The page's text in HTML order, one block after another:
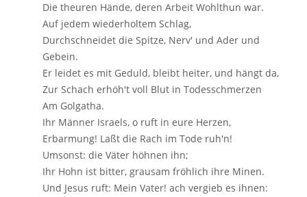
Die theuren Hände, deren Arbeit Wohlthun war.
Auf jedem wiederholtem Schlag,
Durchschneidet die Spitze, Nerv' und Ader und
Gebein.
Er leidet es mit Geduld, bleibt heiter, und hängt da,
Zur Schach erhöh't voll Blut in Todesschmerzen
Am Golgatha.
Ihr Männer Israels, o ruft in eure Herzen,
Erbarmung! Laßt die Rach im Tode ruh'n!
Umsonst: die Väter höhnen ihn;
Ihr Hohn ist bitter, grausam fröhlich ihre Minen.
Und Jesus ruft: Mein Vater! ach vergieb es ihnen: